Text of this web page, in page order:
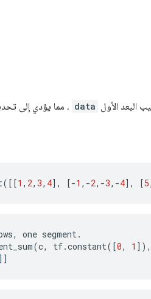
البعد الأول data ، مما يؤدي إلى
([[1 , 2, 3, 4], [-1 , -2, -3, -4], [5,
, one segment.
(c, tf.constant([0, 1 ]),
]]